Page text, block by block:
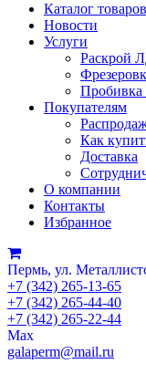
Каталог товаров
Новости
Услуги
Раскрой
Пробивка
Покупателям
Как
Доставка
О компании
Контакты
Избранное
Пермь, ул.
+7 (342) 265-13-65
+7 (342) 265-44-40
+7 (342) 265-22-44
Мах
galaperm@mail.ru